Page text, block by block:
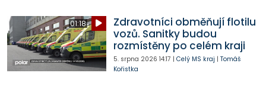
01:18
Zdravotníci obměňují flotilu
vozů. Sanitky budou
rozmístěny po celém kraji
5. srpna 2026 14:17 | Celý MS kraj | Tomáš
Kořistka